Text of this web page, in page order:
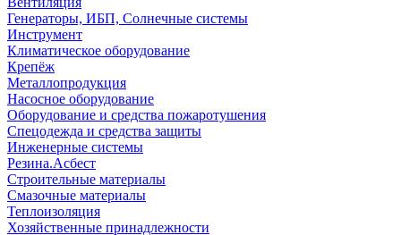
Генераторы, ИБП, Солнечные системы
Инструмент
Климатическое оборудование
Крепёж
Металлопродукция
Насосное оборудование
Оборудование и средства пожаротушения
Спецодежда и средства защиты
Инженерные системы
Резина.Асбест
Строительные материалы
Смазочные материалы
Теплоизоляция
Хозяйственные принадлежности